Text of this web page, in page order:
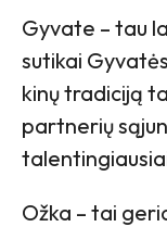
Gyvate – tau
sutikai
kinų tradiciją
partnerių
Ožka – tai